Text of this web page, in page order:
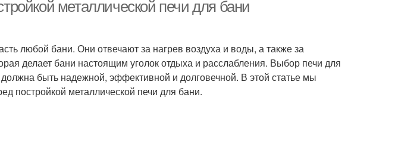
металлической печи для бани
любой бани. Они отвечают за нагрев воздуха и воды, а также за
делает бани настоящим уголок отдыха и расслабления. Выбор печи для
быть надежной, эффективной и долговечной. В этой статье мы
постройкой металлической печи для бани.